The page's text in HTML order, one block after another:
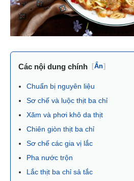
Các nội dung chính [Ẩn]
Chuẩn bị nguyên liệu
Sơ chế và luộc thịt ba chỉ
Xăm và phơi khô da thịt
Chiên giòn thịt ba chỉ
Sơ chế các gia vị lắc
Pha nước trộn
Lắc thịt ba chỉ sả tắc